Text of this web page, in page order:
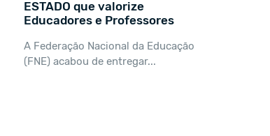
ESTADO que valorize
Educadores e Professores
A Federação Nacional da Educação
(FNE) acabou de entregar...